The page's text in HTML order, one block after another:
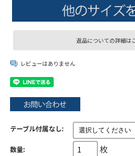
返品についての詳細は
レビューはありません
テーブル付属なし:
数量: 枚